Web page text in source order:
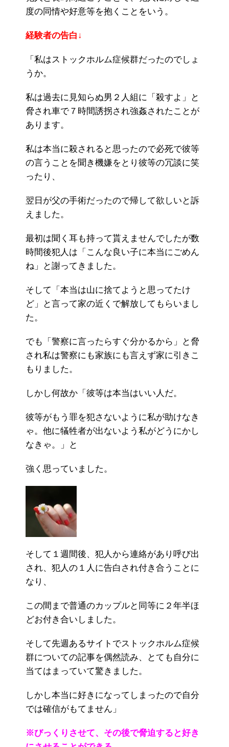
度の同情や好意等を抱くことをいう。
経験者の告白↓
「私はストックホルム症候群だったのでしょ
うか。
私は過去に見知らぬ男２人組に「殺すよ」と
脅され車で７時間誘拐され強姦されたことが
あります。
私は本当に殺されると思ったので必死で彼等
の言うことを聞き機嫌をとり彼等の冗談に笑
ったり、
翌日が父の手術だったので帰して欲しいと訴
えました。
最初は聞く耳も持って貰えませんでしたが数
時間後犯人は「こんな良い子に本当にごめん
ね」と謝ってきました。
そして「本当は山に捨てようと思ってたけ
ど」と言って家の近くで解放してもらいまし
た。
でも「警察に言ったらすぐ分かるから」と脅
され私は警察にも家族にも言えず家に引きこ
もりました。
しかし何故か「彼等は本当はいい人だ。
彼等がもう罪を犯さないように私が助けなき
ゃ。他に犠牲者が出ないよう私がどうにかし
なきゃ。」と
強く思っていました。
そして１週間後、犯人から連絡があり呼び出
され、犯人の１人に告白され付き合うことに
なり、
この間まで普通のカップルと同等に２年半ほ
どお付き合いしました。
そして先週あるサイトでストックホルム症候
群についての記事を偶然読み、とても自分に
当てはまっていて驚きました。
しかし本当に好きになってしまったので自分
では確信がもてません」
※びっくりさせて、その後で脅迫すると好き